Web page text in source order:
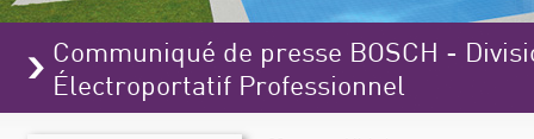
Communiqué de presse BOSCH -
Électroportatif Professionnel